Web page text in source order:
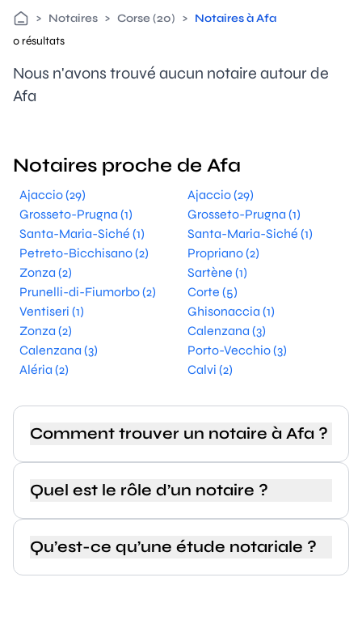
> Notaires > Corse (20) > Notaires à Afa
0 résultats
Nous n'avons trouvé aucun notaire autour de
Afa
Notaires proche de Afa
Ajaccio (29)
Ajaccio (29)
Grosseto-Prugna (1)
Grosseto-Prugna (1)
Santa-Maria-Siché (1)
Santa-Maria-Siché (1)
Petreto-Bicchisano (2)
Propriano (2)
Zonza (2)
Sartène (1)
Prunelli-di-Fiumorbo (2)
Corte (5)
Ventiseri (1)
Ghisonaccia (1)
Zonza (2)
Calenzana (3)
Calenzana (3)
Porto-Vecchio (3)
Aléria (2)
Calvi (2)
Comment trouver un notaire à Afa ?
Quel est le rôle d’un notaire ?
Qu’est-ce qu’une étude notariale ?